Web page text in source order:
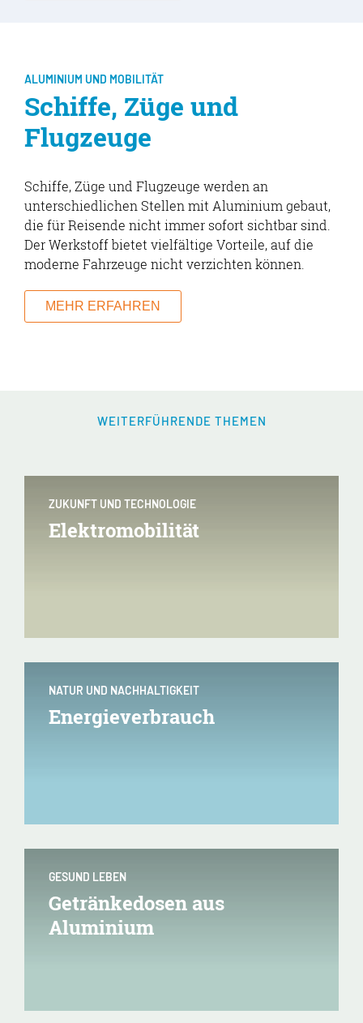
ALUMINIUM UND MOBILITÄT
Schiffe, Züge und
Flugzeuge
Schiffe, Züge und Flugzeuge werden an
unterschiedlichen Stellen mit Aluminium gebaut,
die für Reisende nicht immer sofort sichtbar sind.
Der Werkstoff bietet vielfältige Vorteile, auf die
moderne Fahrzeuge nicht verzichten können.
MEHR ERFAHREN
WEITERFÜHRENDE THEMEN
ZUKUNFT UND TECHNOLOGIE
Elektromobilität
NATUR UND NACHHALTIGKEIT
Energieverbrauch
GESUND LEBEN
Getränkedosen aus
Aluminium